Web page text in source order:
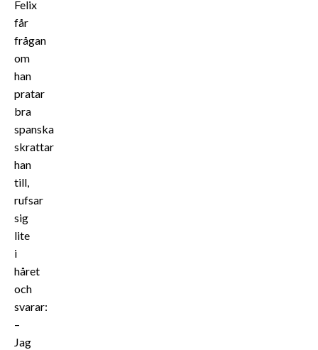
Felix
får
frågan
om
han
pratar
bra
spanska
skrattar
han
till,
rufsar
sig
lite
i
håret
och
svarar:
–
Jag